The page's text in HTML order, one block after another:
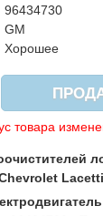
96434730
GM
Хорошее
товара
Lacetti